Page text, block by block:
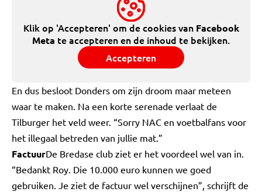
Klik op 'Accepteren' om de cookies van Facebook
Meta te accepteren en de inhoud te bekijken.
Accepteren
En dus besloot Donders om zijn droom maar meteen
waar te maken. Na een korte serenade verlaat de
Tilburger het veld weer. “Sorry NAC en voetbalfans voor
het illegaal betreden van jullie mat.”
FactuurDe Bredase club ziet er het voordeel wel van in.
“Bedankt Roy. Die 10.000 euro kunnen we goed
gebruiken. Je ziet de factuur wel verschijnen”, schrijft de